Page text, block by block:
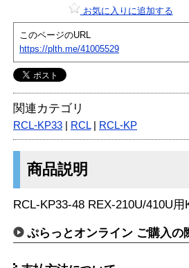
お気に入りに追加する
このページのURL
https://plth.me/41005529
関連カテゴリ
RCL-KP33 RCL| RCL-KP
商品説明
RCL-KP33-48 REX-210U/410U
ぷらっとオンライン ご購入の